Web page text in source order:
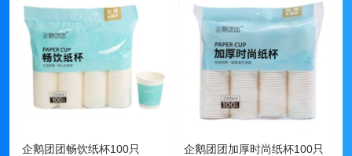
企鹅团团畅饮纸杯100只 企鹅团团加厚时尚纸杯100只